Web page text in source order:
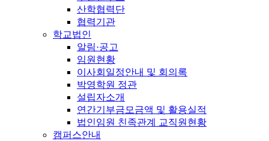
산학협력단
협력기관
학교법인
알림·공고
임원현황
이사회일정안내 및 회의록
박영학원 정관
설립자소개
연간기부금모금액 및 활용실적
법인임원 친족관계 교직원현황
캠퍼스안내